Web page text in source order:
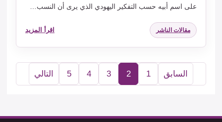
على اسم أبيه حسب التفكير اليهودي الذي يرى أن النسب…
مقالات الناشر اقرأ المزيد
السابق 1
2
3
4
5 التالي